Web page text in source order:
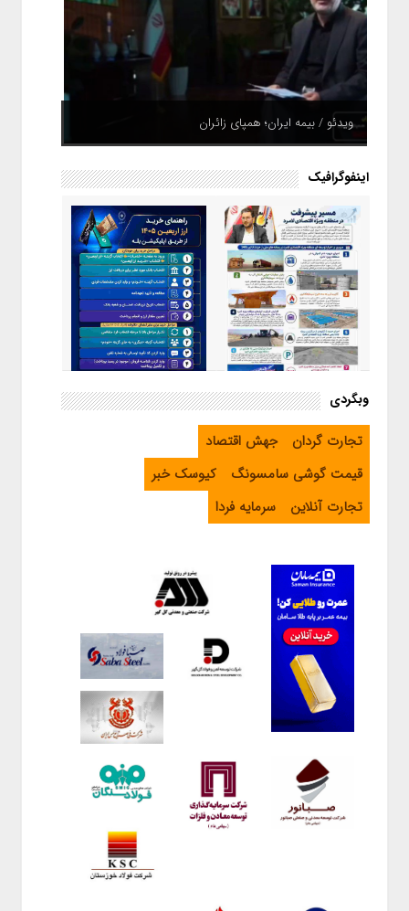
ویدئو / بیمه ایران؛ همپای زائران
اینفوگرافیک
اینفوگرافیک / مسیر پیشرفت در
منطقه ویژه اقتصادی لامرد
اینفوگرافیک / راهنمای خرید ارز
اربعین از طریق اپلیکیشن بله
وبگردی
تجارت گردان
جهش اقتصاد
قیمت گوشی سامسونگ
کیوسک خبر
تجارت آنلاین
سرمایه فردا